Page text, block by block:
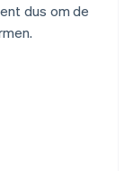
dus om de